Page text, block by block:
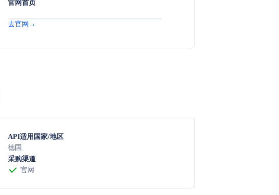
官网首页
去官网→
API适用国家/地区
德国
采购渠道
官网